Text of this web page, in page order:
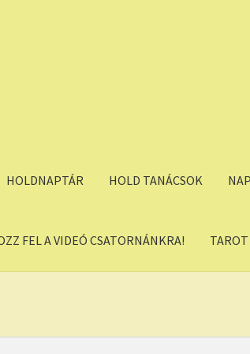
HOLDNAPTÁR HOLD TANÁCSOK
FEL A VIDEÓ CSATORNÁNKRA!